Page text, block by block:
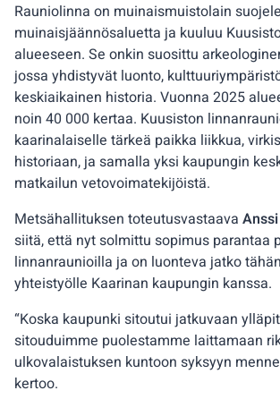
Rauniolinna on muinaismuistolain
muinaisjäännösaluetta ja kuuluu
alueeseen. Se onkin suosittu
jossa yhdistyvät luonto,
keskiaikainen historia. Vuonna 2025
noin 40 000 kertaa. Kuusiston
kaarinalaiselle tärkeä paikka liikkua,
historiaan, ja samalla yksi kaupungin
matkailun vetovoimatekijöistä.
Metsähallituksen toteutusvastaava
siitä, että nyt solmittu sopimus parantaa
linnanraunioilla ja on luonteva jatko
yhteistyölle Kaarinan kaupungin kanssa.
“Koska kaupunki sitoutui jatkuvaan
sitouduimme puolestamme laittamaan
ulkovalaistuksen kuntoon syksyyn
kertoo.